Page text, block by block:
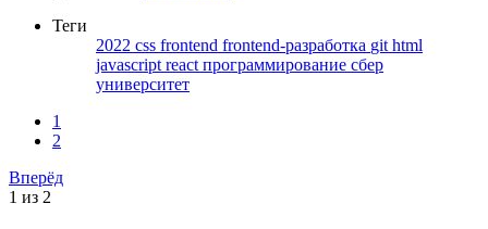
Теги
2022 css frontend frontend-разработка git html
javascript react программирование сбер
университет
1
2
Вперёд
1 из 2